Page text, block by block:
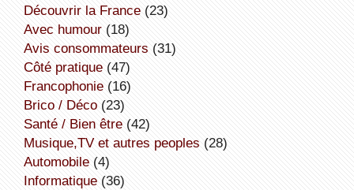
découvrir la France(23)
avec humour(18)
avis consommateurs (31)
côté pratique(47)
Francophonie(16)
Brico / Déco(23)
Santé / Bien être(42)
Musique,TV et autres peoples (28)
Automobile(4)
informatique(36)